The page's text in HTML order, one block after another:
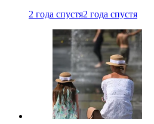
2 года спустя2 года спустя